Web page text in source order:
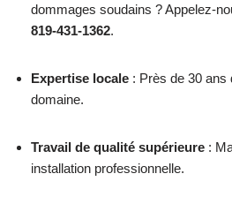
dommages soudains ? Appelez-
819-431-1362.
Expertise locale : Près de 30 ans
domaine.
Travail de qualité supérieure :
installation professionnelle.